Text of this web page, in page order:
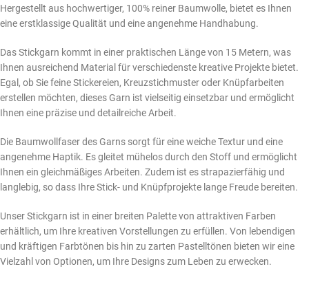
Hergestellt aus hochwertiger, 100% reiner Baumwolle, bietet es Ihnen
eine erstklassige Qualität und eine angenehme Handhabung.
Das Stickgarn kommt in einer praktischen Länge von 15 Metern, was
Ihnen ausreichend Material für verschiedenste kreative Projekte bietet.
Egal, ob Sie feine Stickereien, Kreuzstichmuster oder Knüpfarbeiten
erstellen möchten, dieses Garn ist vielseitig einsetzbar und ermöglicht
Ihnen eine präzise und detailreiche Arbeit.
Die Baumwollfaser des Garns sorgt für eine weiche Textur und eine
angenehme Haptik. Es gleitet mühelos durch den Stoff und ermöglicht
Ihnen ein gleichmäßiges Arbeiten. Zudem ist es strapazierfähig und
langlebig, so dass Ihre Stick- und Knüpfprojekte lange Freude bereiten.
Unser Stickgarn ist in einer breiten Palette von attraktiven Farben
erhältlich, um Ihre kreativen Vorstellungen zu erfüllen. Von lebendigen
und kräftigen Farbtönen bis hin zu zarten Pastelltönen bieten wir eine
Vielzahl von Optionen, um Ihre Designs zum Leben zu erwecken.